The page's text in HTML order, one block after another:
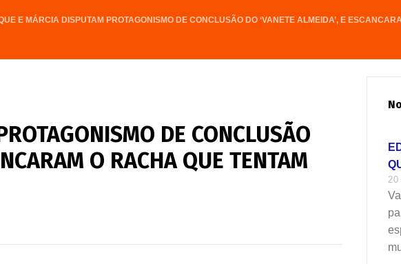
E MÁRCIA DISPUTAM PROTAGONISMO DE CONCLUSÃO DO ‘VANETE ALMEIDA’, E
DE CONCLUSÃO
O RACHA QUE TENTAM